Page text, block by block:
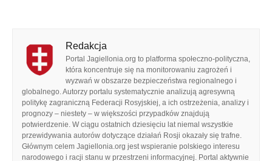
Redakcja
Portal Jagiellonia.org to platforma społeczno-polityczna,
która koncentruje się na monitorowaniu zagrożeń i
wyzwań w obszarze bezpieczeństwa regionalnego i
globalnego. Autorzy portalu systematycznie analizują agresywną
politykę zagraniczną Federacji Rosyjskiej, a ich ostrzeżenia, analizy i
prognozy – niestety – w większości przypadków znajdują
potwierdzenie. W ciągu ostatnich dziesięciu lat niemal wszystkie
przewidywania autorów dotyczące działań Rosji okazały się trafne.
Głównym celem Jagiellonia.org jest wspieranie polskiego interesu
narodowego i racji stanu w przestrzeni informacyjnej. Portal aktywnie